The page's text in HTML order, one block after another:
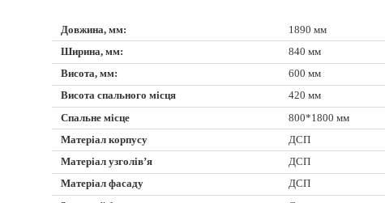
Довжина, мм:
1890 мм
Ширина, мм:
840 мм
Висота, мм:
600 мм
Висота спального місця
420 мм
Спальне місце
800*1800 мм
Матеріал корпусу
ДСП
Матеріал узголів’я
ДСП
Матеріал фасаду
ДСП